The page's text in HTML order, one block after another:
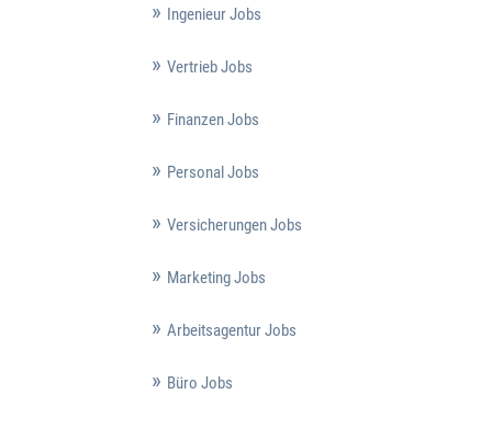
Ingenieur Jobs
Vertrieb Jobs
Finanzen Jobs
Personal Jobs
Versicherungen Jobs
Marketing Jobs
Arbeitsagentur Jobs
Büro Jobs